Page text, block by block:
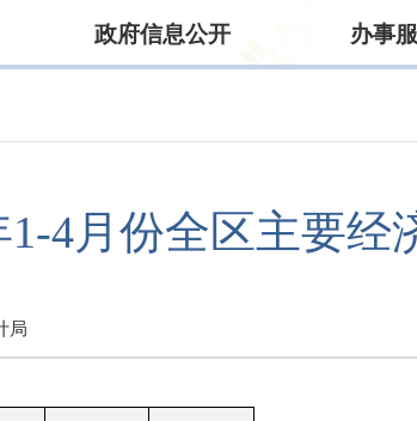
政府信息公开 办事
1-4月份全区主要经
局